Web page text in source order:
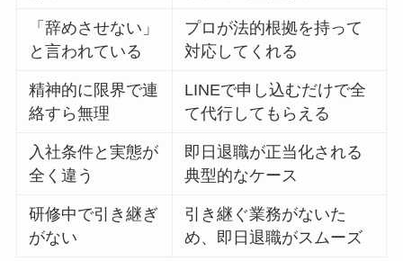
「辞めさせない」
と言われている
プロが法的根拠を持って
対応してくれる
精神的に限界で連
絡すら無理
LINEで申し込むだけで全
て代行してもらえる
入社条件と実態が
全く違う
即日退職が正当化される
典型的なケース
研修中で引き継ぎ
がない
引き継ぐ業務がないた
め、即日退職がスムーズ